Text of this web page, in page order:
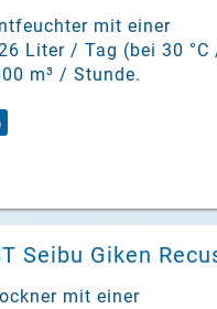
mit einer
Liter / Tag (bei 30 °C
m³ / Stunde.
Seibu Giken
mit einer